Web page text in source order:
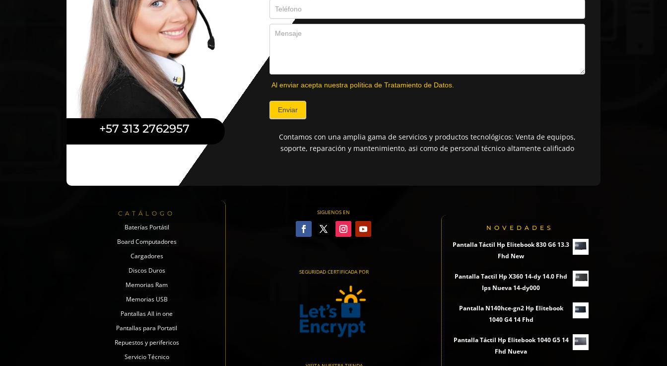
+57 313 2762957
Al enviar acepta nuestra política de Tratamiento de Datos.
Enviar
Contamos con una amplia gama de servicios y productos tecnológicos: Venta de equipos,
soporte, reparación y mantenimiento, asi como de personal técnico altamente calificado
CATÁLOGO
Baterías Portátil
Board Computadores
Cargadores
Discos Duros
Memorias Ram
Memorias USB
Pantallas All in one
Pantallas para Portatil
Repuestos y perifericos
Servicio Técnico
SIGUENOS EN
SEGURIDAD CERTIFICADA POR
NOVEDADES
Pantalla Táctil Hp Elitebook 830 G6 13.3
Fhd New
Pantalla Tactil Hp X360 14-dy 14.0 Fhd
Ips Nueva 14-dy000
Pantalla N140hce-gn2 Hp Elitebook
1040 G4 14 Fhd
Pantalla Táctil Hp Elitebook 1040 G5 14
Fhd Nueva